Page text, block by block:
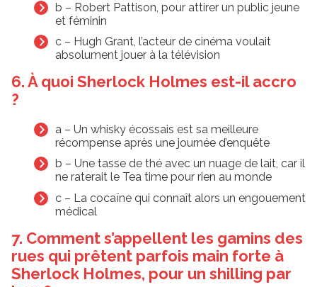
b – Robert Pattison, pour attirer un public jeune
et féminin
c – Hugh Grant, l’acteur de cinéma voulait
absolument jouer à la télévision
6. À quoi Sherlock Holmes est-il accro
?
a – Un whisky écossais est sa meilleure
récompense après une journée d’enquête
b – Une tasse de thé avec un nuage de lait, car il
ne raterait le Tea time pour rien au monde
c – La cocaïne qui connaît alors un engouement
médical
7. Comment s’appellent les gamins des
rues qui prêtent parfois main forte à
Sherlock Holmes, pour un shilling par